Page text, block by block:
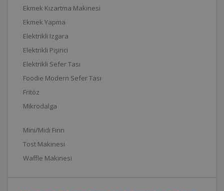
Ekmek Kızartma Makinesi
Ekmek Yapma
Elektrikli Izgara
Elektrikli Pişirici
Elektrikli Sefer Tası
Foodie Modern Sefer Tası
Fritöz
Mikrodalga
Mini/Midi Fırın
Tost Makinesi
Waffle Makinesi